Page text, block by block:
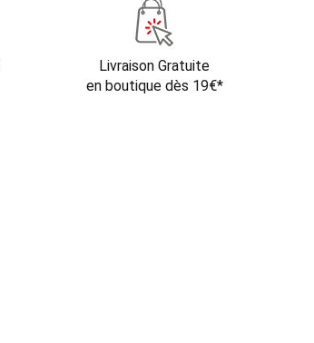
Livraison Gratuite
en boutique dès 19€*